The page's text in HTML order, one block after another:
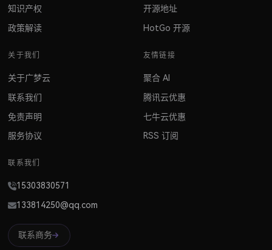
知识产权
政策解读
开源地址
HotGo 开源
关于我们
关于广梦云
联系我们
免责声明
服务协议
友情链接
聚合 AI
腾讯云优惠
七牛云优惠
RSS 订阅
联系我们
15303830571
133814250@qq.com
联系商务